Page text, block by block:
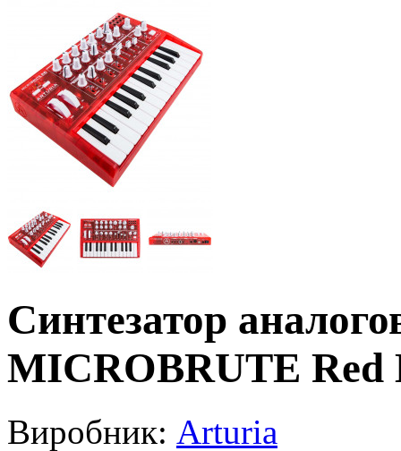
Синтезатор
MICROBRUTE Red
Виробник: Arturia